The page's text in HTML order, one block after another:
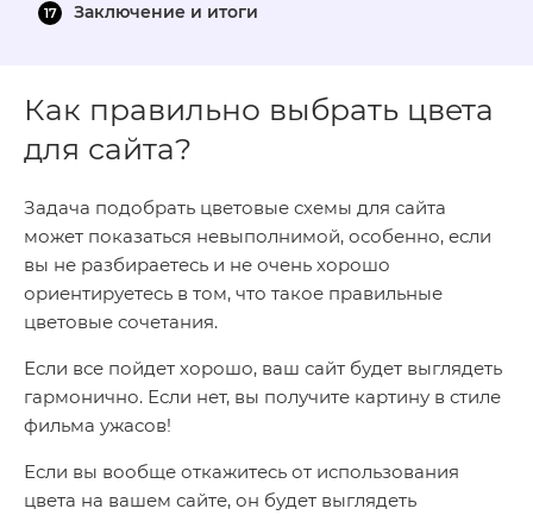
Заключение и итоги
Как правильно выбрать цвета
для сайта?
Задача подобрать цветовые схемы для сайта
может показаться невыполнимой, особенно, если
вы не разбираетесь и не очень хорошо
ориентируетесь в том, что такое правильные
цветовые сочетания.
Если все пойдет хорошо, ваш сайт будет выглядеть
гармонично. Если нет, вы получите картину в стиле
фильма ужасов!
Если вы вообще откажитесь от использования
цвета на вашем сайте, он будет выглядеть